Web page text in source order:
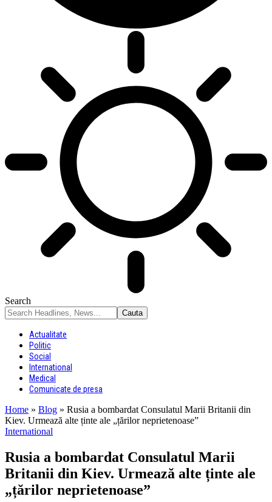
Search
Actualitate
Politic
Social
International
Medical
Comunicate de presa
Home » Blog » Rusia a bombardat Consulatul Marii Britanii din
Kiev. Urmează alte ținte ale „țărilor neprietenoase”
International
Rusia a bombardat Consulatul Marii
Britanii din Kiev. Urmează alte ținte ale
„țărilor neprietenoase”